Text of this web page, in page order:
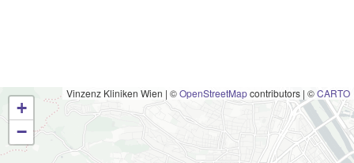
+
−
Vinzenz Kliniken Wien | ©OpenStreetMapcontributors | ©CARTO